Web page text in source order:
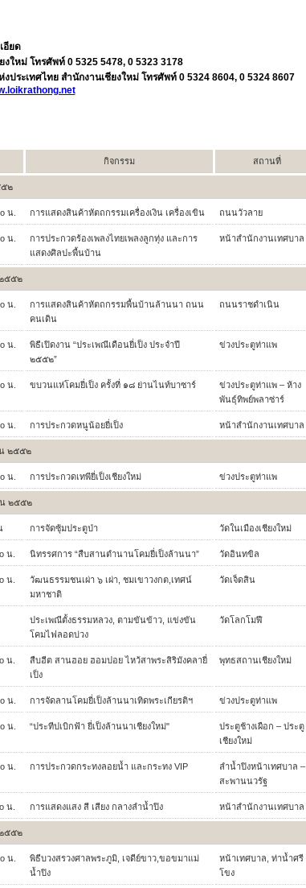
อียด
งใหม่ โทรศัพท์ 0 5325 5478, 0 5323 3178
งประเทศไทย สำนักงานเชียงใหม่ โทรศัพท์ 0 5324 8604, 0 5324 8607
กิจกรรม สถานที่
๒
น. การแสดงสินค้าหัตถกรรมเครื่องเงิน เครื่องเขิน ถนนวัวลาย
น.
การประกวดร้องเพลงไทยเพลงลูกทุ่ง และการ
แสดงศิลปะพื้นบ้าน
หน้าสำนักงานเทศบาล
๕๕๒
น.
การแสดงสินค้าหัตถกรรมพื้นบ้านล้านนา ถนน
คนเดิน
ถนนราชดำเนิน
น.
พิธีเปิดงาน “ประเพณีเดือนยี่เป็ง ประจำปี
๒๕๕๒”
ข่วงประตูท่าแพ
น. ขบวนแห่โคมยี่เป็ง ครั้งที่ ๑๘ ย่านไนท์บาซาร์
ข่วงประตูท่าแพ – ห้าง
พันธุ์ทิพย์พลาซ่าร์
น. การประกวดหนูน้อยยี่เป็ง หน้าสำนักงานเทศบาล
๒๕๕๒
น. การประกวดเทพียี่เป็งเชียงใหม่ ข่วงประตูท่าแพ
๒๕๕๒
การจัดซุ้มประตูป่า วัดในเมืองเชียงใหม่
น. นิทรรศการ “สืบสานตำนานโคมยี่เป็งล้านนา” วัดอินทขิล
น.
วัฒนธรรมชนเผ่า ๖ เผ่า, ชมเขาวงกต,เทศน์
มหาชาติ
วัดเจ็ดสิน
ประเพณีตั้งธรรมหลวง, ตามขันข้าว, แข่งขัน
โคมไฟลอดบ่วง
วัดโลกโมฬี
น.
สืบฮีต สานฮอย ฮอมปอย ไหว้สาพระสิริมังคลายี่
เป็ง
พุทธสถานเชียงใหม่
น. การจัดลานโคมยี่เป็งล้านนาเทิดพระเกียรติฯ ข่วงประตูท่าแพ
น. “ประทีปเบิกฟ้า ยี่เป็งล้านนาเชียงใหม่"
ประตูช้างเผือก – ประตู
เชียงใหม่
น. การประกวดกระทงลอยน้ำ และกระทง VIP
ลำน้ำปิงหน้าเทศบาล –
สะพานนวรัฐ
น. การแสดงแสง สี เสียง กลางลำน้ำปิง หน้าสำนักงานเทศบาล
๕๕๒
น.
พิธีบวงสรวงศาลพระภูมิ, เจดีย์ขาว,ขอขมาแม่
น้ำปิง
หน้าเทศบาล, ท่าน้ำศรี
โขง